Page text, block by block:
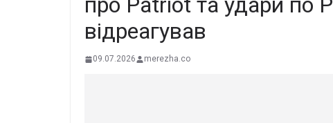
відреагував
09.07.2026 merezha.co